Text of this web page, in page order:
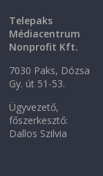
Telepaks
Médiacentrum
Nonprofit Kft.
7030 Paks, Dózsa
Gy. út 51-53.
Ügyvezető,
főszerkesztő:
Dallos Szilvia